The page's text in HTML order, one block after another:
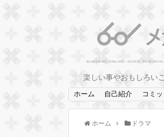
楽しい事やおもしろい
ホーム 自己紹介 コミッ
ホーム ドラマ